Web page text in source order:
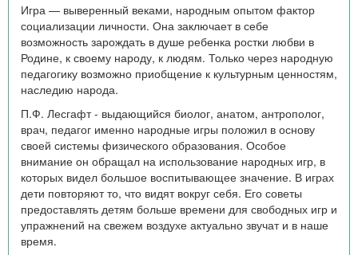
Игра — выверенный веками, народным опытом фактор
социализации личности. Она заключает в себе
возможность зарождать в душе ребенка ростки любви в
Родине, к своему народу, к людям. Только через народную
педагогику возможно приобщение к культурным ценностям,
наследию народа.
П.Ф. Лесгафт - выдающийся биолог, анатом, антрополог,
врач, педагог именно народные игры положил в основу
своей системы физического образования. Особое
внимание он обращал на использование народных игр, в
которых видел большое воспитывающее значение. В играх
дети повторяют то, что видят вокруг себя. Его советы
предоставлять детям больше времени для свободных игр и
упражнений на свежем воздухе актуально звучат и в наше
время.